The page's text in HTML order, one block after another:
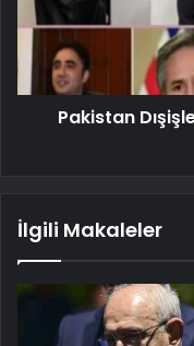
Pakistan
İlgili Makaleler